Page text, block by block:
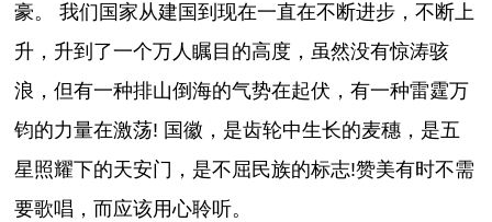
豪。 我们国家从建国到现在一直在不断进步，不断上
升，升到了一个万人瞩目的高度，虽然没有惊涛骇
浪，但有一种排山倒海的气势在起伏，有一种雷霆万
钧的力量在激荡! 国徽，是齿轮中生长的麦穗，是五
星照耀下的天安门，是不屈民族的标志!赞美有时不需
要歌唱，而应该用心聆听。